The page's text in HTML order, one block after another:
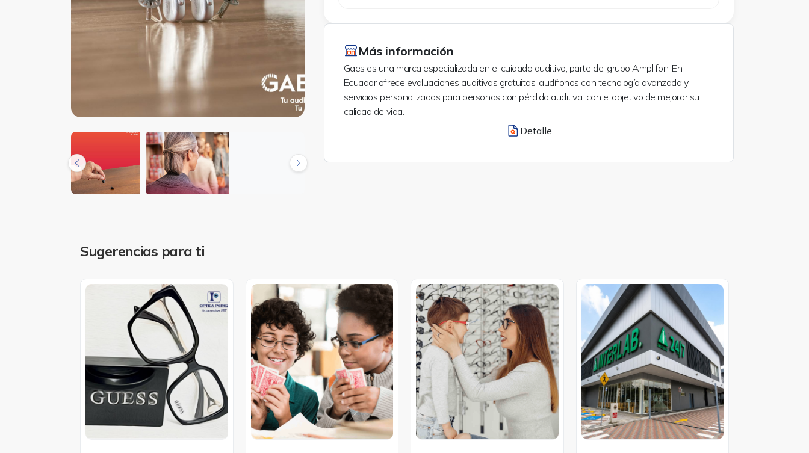
Más información
Gaes es una marca especializada en el cuidado auditivo, parte del grupo Amplifon. En
Ecuador ofrece evaluaciones auditivas gratuitas, audífonos con tecnología avanzada y
servicios personalizados para personas con pérdida auditiva, con el objetivo de mejorar su
calidad de vida.
Detalle
Sugerencias para ti